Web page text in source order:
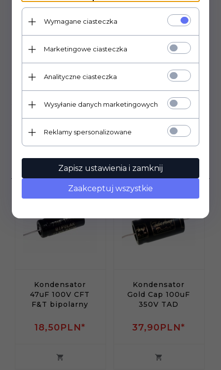
średnica: 18mm
DANE TECHNICZNE
PLIKI DO POBRANIA
produkt wybrali również...
Kondensator
47uF 100V CFT
F&T bipolarny
18,50PLN*
Kondensator
Gold Cap 100uF
350V TAD
37,90PLN*
Wymagane ciasteczka
Marketingowe ciasteczka
Analityczne ciasteczka
Wysyłanie danych marketingowych
Reklamy spersonalizowane
Zapisz ustawienia i zamknij
Zaakceptuj wszystkie